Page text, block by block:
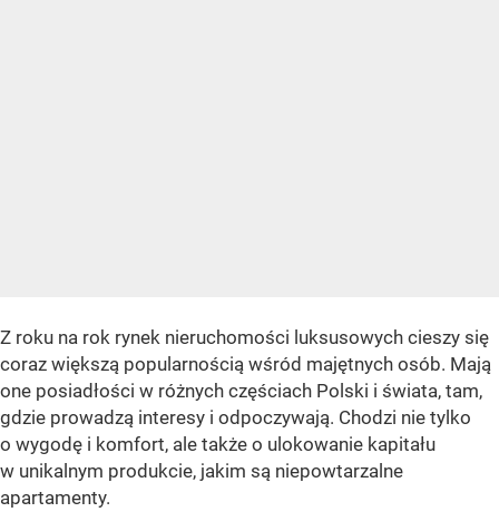
Z roku na rok rynek nieruchomości luksusowych cieszy się
coraz większą popularnością wśród majętnych osób. Mają
one posiadłości w różnych częściach Polski i świata, tam,
gdzie prowadzą interesy i odpoczywają. Chodzi nie tylko
o wygodę i komfort, ale także o ulokowanie kapitału
w unikalnym produkcie, jakim są niepowtarzalne
apartamenty.